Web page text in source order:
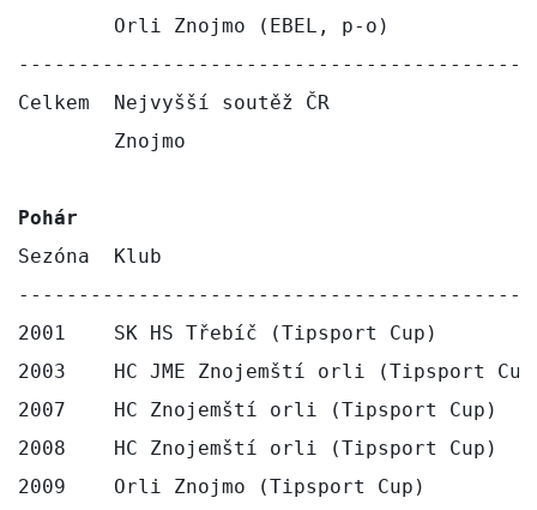
Orli Znojmo (EBEL, p-o)
Celkem  Nejvyšší soutěž ČR
Znojmo
Pohár
Sezóna  Klub
2001    SK HS Třebíč (Tipsport Cup)
2003    HC JME Znojemští orli (Tipsport
2007    HC Znojemští orli (Tipsport
2008    HC Znojemští orli (Tipsport
2009    Orli Znojmo (Tipsport Cup)